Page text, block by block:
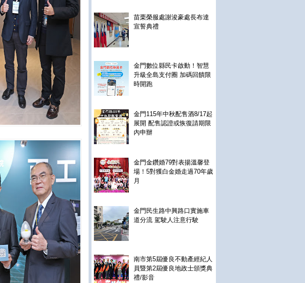
苗栗榮服處謝浚豪處長布達
宣誓典禮
金門數位縣民卡啟動！智慧
升級全島支付圈 加碼回饋限
時開跑
金門115年中秋配售酒8/17起
展開 配售認證或恢復請期限
內申辦
金門金鑽婚79對表揚溫馨登
場！5對獲白金婚走過70年歲
月
金門民生路中興路口實施車
道分流 駕駛人注意行駛
南市第5屆優良不動產經紀人
員暨第2屆優良地政士頒獎典
禮/影音